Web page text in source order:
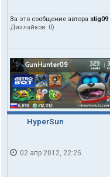
За это сообщение автора stig09
Дизлайков: 0)
HyperSun
02 апр 2012, 22:25